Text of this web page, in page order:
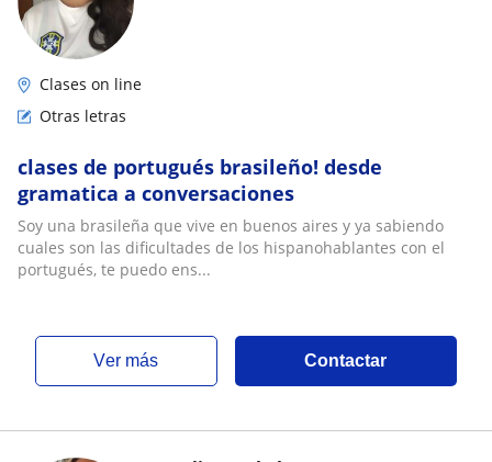
Clases on line
Otras letras
clases de portugués brasileño! desde
gramatica a conversaciones
Soy una brasileña que vive en buenos aires y ya sabiendo
cuales son las dificultades de los hispanohablantes con el
portugués, te puedo ens...
ver más Contactar